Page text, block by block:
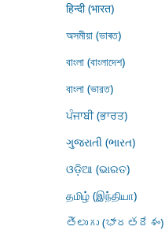
हिन्दी (भारत)
অসমীয়া (ভাৰত)
বাংলা (বাংলাদেশ)
বাংলা (ভারত)
ਪੰਜਾਬੀ (ਭਾਰਤ)
ગુજરાતી (ભારત)
ଓଡ଼ିଆ (ଭାରତ)
தமிழ் (இந்தியா)
తెలుగు (భారతదేశం)